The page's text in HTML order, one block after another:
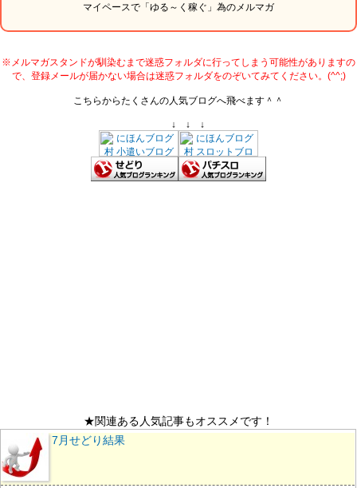
マイペースで「ゆる～く稼ぐ」為のメルマガ
※メルマガスタンドが馴染むまで迷惑フォルダに行ってしまう可能性がありますの
で、登録メールが届かない場合は迷惑フォルダをのぞいてみてください。(^^;)
こちらからたくさんの人気ブログへ飛べます＾＾
↓ ↓ ↓
★関連ある人気記事もオススメです！
7月せどり結果